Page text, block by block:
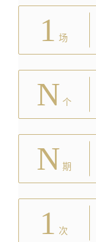
1 场
N 个
N 期
1 次